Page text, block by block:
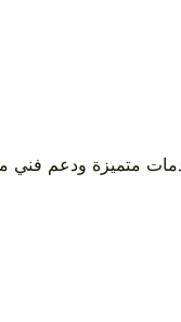
متميزة ودعم